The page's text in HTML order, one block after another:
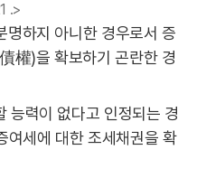
.>
명하지 아니한 경우로서 증
權)을 확보하기 곤란한 경
능력이 없다고 인정되는 경
여세에 대한 조세채권을 확